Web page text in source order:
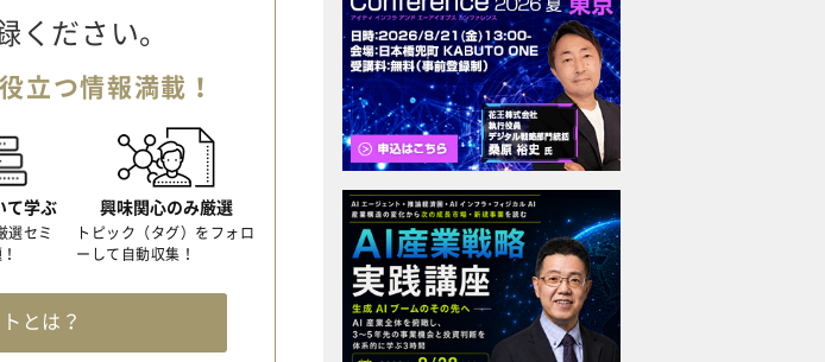
ください。
立つ情報満載！
て学ぶ
選セミ
興味関心のみ厳選
トピック（タグ）をフォロ
ーして自動収集！
とは？